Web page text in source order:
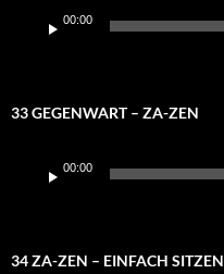
Player
00:00
33 GEGENWART – ZA-ZEN
Player
00:00
34 ZA-ZEN – EINFACH SITZEN